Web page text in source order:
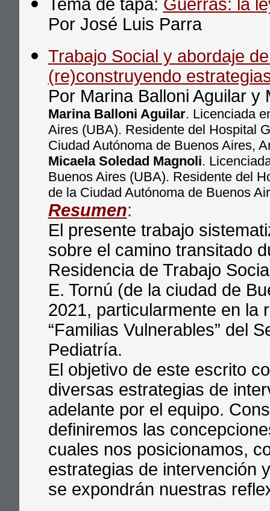
Tema de tapa: Guerras: la
Por José Luis Parra
Trabajo Social y abordaje
(re)construyendo
Por Marina Balloni Aguilar y
Marina Balloni Aguilar. Licenciada
Aires (UBA). Residente del Hospital
Ciudad Autónoma de Buenos Aires,
Micaela Soledad Magnoli.
Buenos Aires (UBA). Residente del
de la Ciudad Autónoma de Buenos
Resumen:
El presente trabajo
sobre el camino transitado
Residencia de Trabajo
E. Tornú (de la ciudad de
2021, particularmente en la
“Familias Vulnerables” del
Pediatría.
El objetivo de este escrito
diversas estrategias de
adelante por el equipo.
definiremos las
cuales nos posicionamos,
estrategias de intervención
se expondrán nuestras